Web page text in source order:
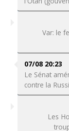
Var: le
07/08 20:23
Le Sénat
contre la
Les